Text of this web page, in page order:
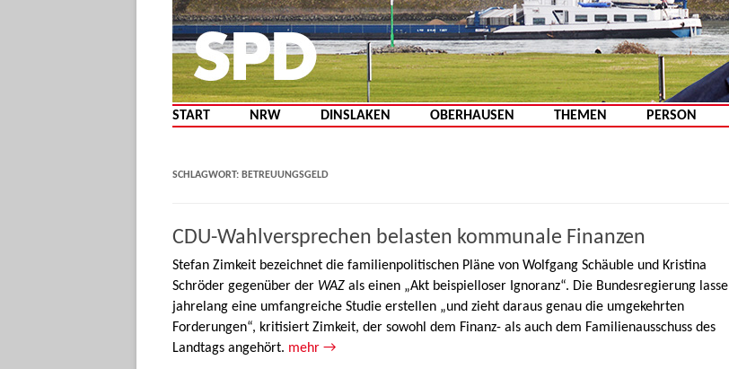
Zum Inhalt springen
START NRW DINSLAKEN OBERHAUSEN THEMEN PERSON
SCHLAGWORT: BETREUUNGSGELD
CDU-Wahlversprechen belasten kommunale Finanzen
Stefan Zimkeit bezeichnet die familienpolitischen Pläne von Wolfgang Schäuble und Kristina
Schröder gegenüber der WAZ als einen „Akt beispielloser Ignoranz“. Die Bundesregierung lasse
jahrelang eine umfangreiche Studie erstellen „und zieht daraus genau die umgekehrten
Forderungen“, kritisiert Zimkeit, der sowohl dem Finanz- als auch dem Familienausschuss des
Landtags angehört. mehr →